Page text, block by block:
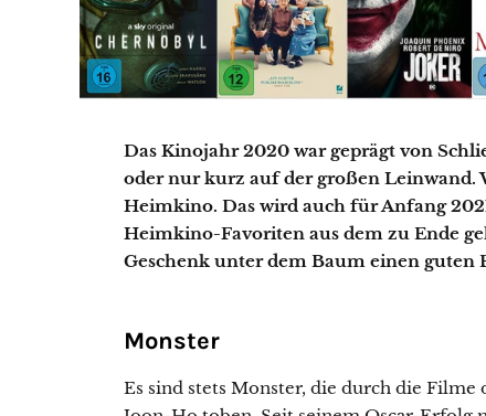
Das Kinojahr 2020 war geprägt von
oder nur kurz auf der großen Leinwand.
Heimkino. Das wird auch für Anfang
Heimkino-Favoriten aus dem zu Ende
Geschenk unter dem Baum einen guten
Monster
Es sind stets Monster, die durch die Filme